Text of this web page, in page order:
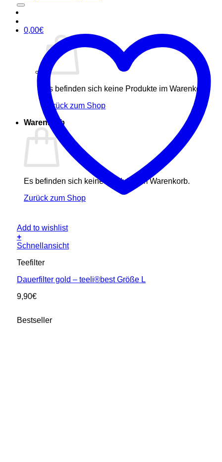
0,00€
Es befinden sich keine Produkte im Warenkorb.
Zurück zum Shop
Warenkorb
Es befinden sich keine Produkte im Warenkorb.
Zurück zum Shop
Add to wishlist
+
Schnellansicht
Teefilter
Dauerfilter gold – teeli®best Größe L
9,90€
Bestseller